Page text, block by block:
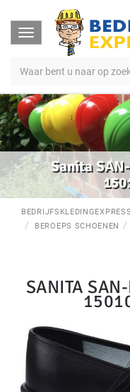
Toggle
navigation
Sanita
BEDRIJFSKLEDINGEXPRESS
BEROEPS SCHOENEN
SANITA